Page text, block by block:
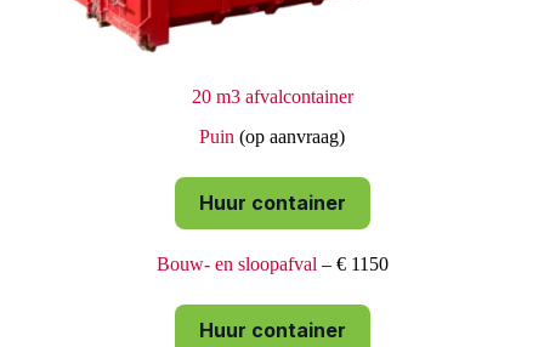
20 m3 afvalcontainer
Puin (op aanvraag)
Huur container
Bouw- en sloopafval – € 1150
Huur container